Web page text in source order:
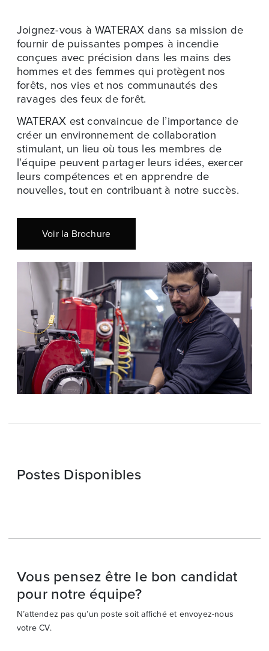
Joignez-vous à WATERAX dans sa mission de
fournir de puissantes pompes à incendie
conçues avec précision dans les mains des
hommes et des femmes qui protègent nos
forêts, nos vies et nos communautés des
ravages des feux de forêt.
WATERAX est convaincue de l’importance de
créer un environnement de collaboration
stimulant, un lieu où tous les membres de
l'équipe peuvent partager leurs idées, exercer
leurs compétences et en apprendre de
nouvelles, tout en contribuant à notre succès.
Voir la Brochure
Postes Disponibles
Vous pensez être le bon candidat
pour notre équipe?
N’attendez pas qu’un poste soit affiché et envoyez-nous
votre CV.